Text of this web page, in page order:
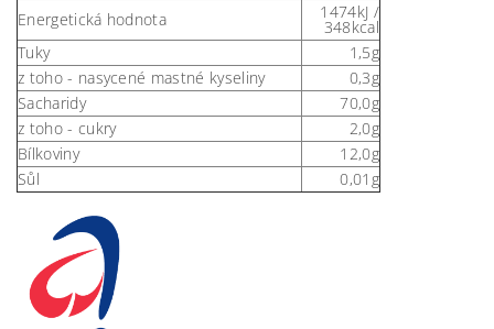
Energetická hodnota
1474kJ /
348kcal
Tuky
1,5g
z toho - nasycené mastné kyseliny
0,3g
Sacharidy
70,0g
z toho - cukry
2,0g
Bílkoviny
12,0g
Sůl
0,01g